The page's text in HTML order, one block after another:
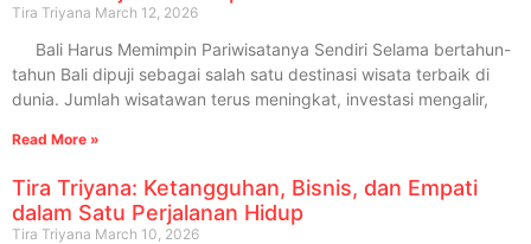
Tira Triyana March 12, 2026
Bali Harus Memimpin Pariwisatanya Sendiri Selama bertahun-
tahun Bali dipuji sebagai salah satu destinasi wisata terbaik di
dunia. Jumlah wisatawan terus meningkat, investasi mengalir,
Read More »
Tira Triyana: Ketangguhan, Bisnis, dan Empati
dalam Satu Perjalanan Hidup
Tira Triyana March 10, 2026